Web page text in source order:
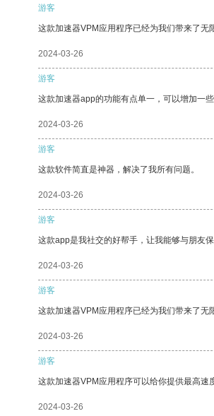
游客
这款加速器VPM应用程序已经为我们带来了无
2024-03-26
游客
这款加速器app的功能有点单一，可以增加一
2024-03-26
游客
这款软件简直是神器，解决了我所有问题。
2024-03-26
游客
这款app是我社交的好帮手，让我能够与朋友
2024-03-26
游客
这款加速器VPM应用程序已经为我们带来了无
2024-03-26
游客
这款加速器VPM应用程序可以给你提供最高速
2024-03-26